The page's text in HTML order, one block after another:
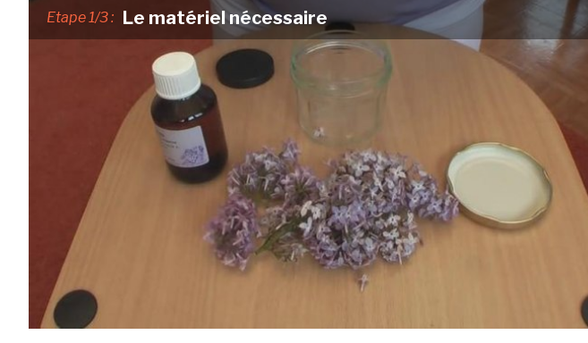
Etape 1/3 : Le matériel nécessaire